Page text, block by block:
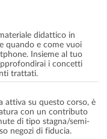
didattico in
quando e come vuoi
Insieme al tuo
i concetti
trattati.
attiva su questo corso, è
con un contributo
di tipo stagna/semi-
negozi di fiducia.